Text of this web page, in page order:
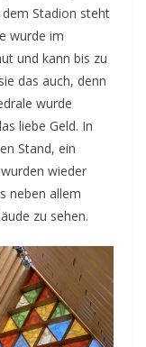
Stadion steht
wurde im
und kann bis zu
das auch, denn
wurde
liebe Geld. In
Stand, ein
wieder
neben allem
zu sehen.